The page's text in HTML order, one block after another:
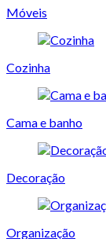
Móveis
Cozinha
Cama e banho
Decoração
Organização